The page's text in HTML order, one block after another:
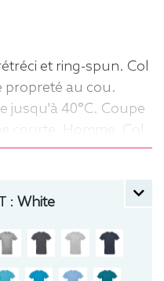
et ring-spun. Col
propreté au cou.
jusqu'à 40°C. Coupe
courte, Homme, Col
: White